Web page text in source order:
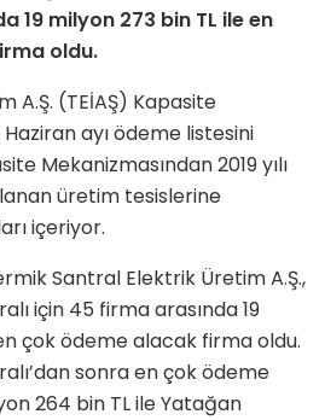
19 milyon 273 bin TL ile en
oldu.
A.Ş. (TEİAŞ) Kapasite
Haziran ayı ödeme listesini
Mekanizmasından 2019 yılı
üretim tesislerine
içeriyor.
Santral Elektrik Üretim A.Ş.,
için 45 firma arasında 19
çok ödeme alacak firma oldu.
sonra en çok ödeme
264 bin TL ile Yatağan